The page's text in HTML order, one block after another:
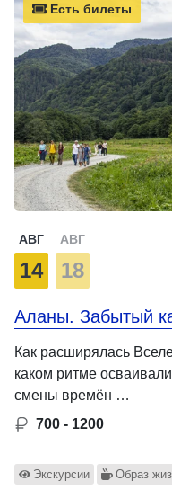
Есть билеты
АВГ
14
АВГ
18
Аланы. Забытый
Как расширялась
каком ритме
смены времён …
700 - 1200
Экскурсии Образ